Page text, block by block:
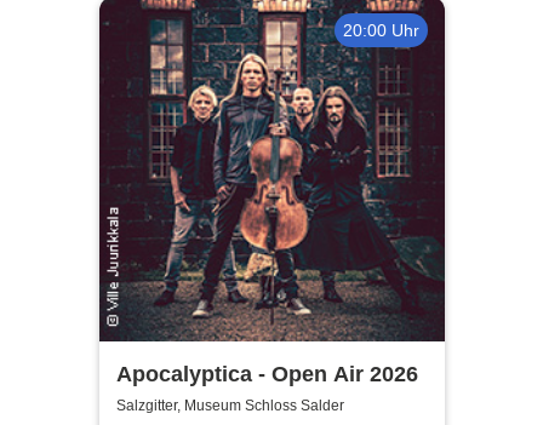
20:00 Uhr
Apocalyptica - Open Air 2026
Salzgitter, Museum Schloss Salder